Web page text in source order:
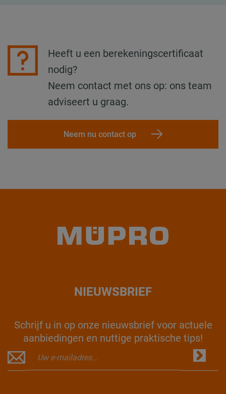
Heeft u een berekeningscertificaat
nodig?
Neem contact met ons op: ons team
adviseert u graag.
Neem nu contact op
NIEUWSBRIEF
Schrijf u in op onze nieuwsbrief voor actuele
aanbiedingen en nuttige praktische tips!